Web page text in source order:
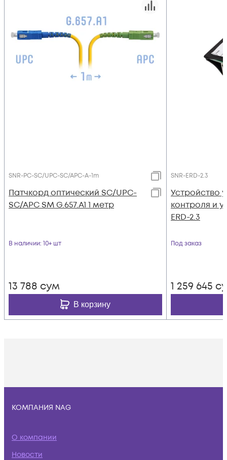
SNR-PC-SC/UPC-SC/APC-A-1m
Патчкорд оптический SC/UPC-
SC/APC SM G.657.A1 1 метр
В наличии: 10+ шт
13 788 сум
В корзину
SNR-ERD-2.3
Устройство
контроля и
ERD-2.3
Под заказ
1 259 645
КОМПАНИЯ NAG
О компании
Новости